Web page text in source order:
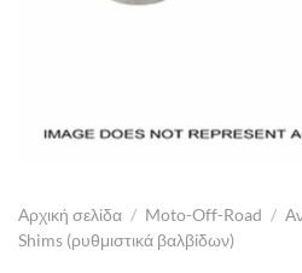
Αρχική σελίδα / Moto-Off-Road /
Shims (ρυθμιστικά βαλβίδων)